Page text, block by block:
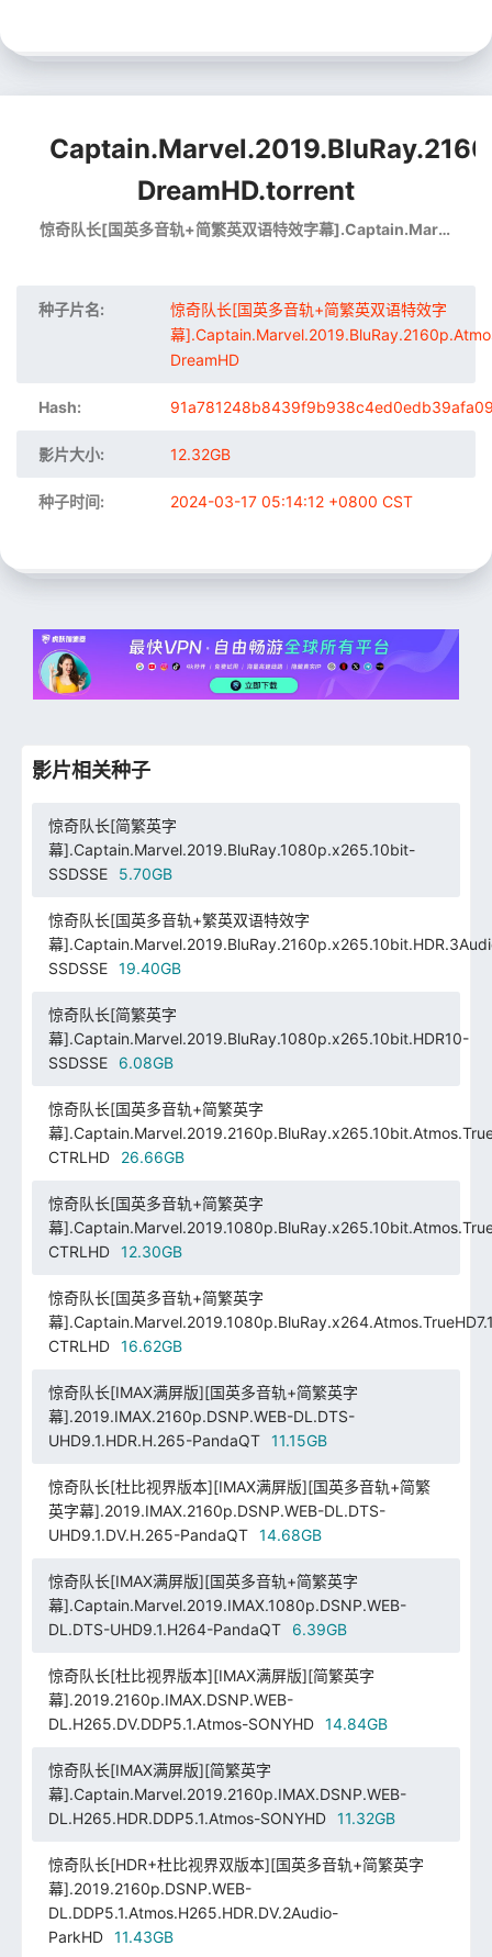
DreamHD.torrent
惊奇队长[国英多音轨+简繁英双语特效字幕].Captain.Marvel.2019.BluRay.2160p.Atmos.TrueHD7.1.x265.10bit-DreamHD
种子片名:
惊奇队长[国英多音轨+简繁英双语特效字
幕
DreamHD
Hash:
影片大小: 12.32GB
种子时间: 2024-03-17 05:14:12 +0800 CST
影片相关种子
惊奇队长[简繁英字
幕].Captain.Marvel.2019.BluRay.1080p.x265.10bit-
SSDSSE
5.70GB
惊奇队长[国英多音轨+繁英双语特效字
幕
SSDSSE
19.40GB
惊奇队长[简繁英字
幕].Captain.Marvel.2019.BluRay.1080p.x265.10bit.HDR10-
SSDSSE
6.08GB
惊奇队长[国英多音轨+简繁英字
幕
CTRLHD
26.66GB
惊奇队长[国英多音轨+简繁英字
幕
CTRLHD
12.30GB
惊奇队长[国英多音轨+简繁英字
幕
CTRLHD
16.62GB
惊奇队长[IMAX满屏版][国英多音轨+简繁英字
幕].2019.IMAX.2160p.DSNP.WEB-DL.DTS-
UHD9.1.HDR.H.265-PandaQT
11.15GB
惊奇队长[杜比视界版本][IMAX满屏版][国英多音轨+简繁
英字幕].2019.IMAX.2160p.DSNP.WEB-DL.DTS-
UHD9.1.DV.H.265-PandaQT
14.68GB
惊奇队长[IMAX满屏版][国英多音轨+简繁英字
幕].Captain.Marvel.2019.IMAX.1080p.DSNP.WEB-
DL.DTS-UHD9.1.H264-PandaQT
6.39GB
惊奇队长[杜比视界版本][IMAX满屏版][简繁英字
幕].2019.2160p.IMAX.DSNP.WEB-
DL.H265.DV.DDP5.1.Atmos-SONYHD
14.84GB
惊奇队长[IMAX满屏版][简繁英字
幕].Captain.Marvel.2019.2160p.IMAX.DSNP.WEB-
DL.H265.HDR.DDP5.1.Atmos-SONYHD
11.32GB
惊奇队长[HDR+杜比视界双版本][国英多音轨+简繁英字
幕].2019.2160p.DSNP.WEB-
DL.DDP5.1.Atmos.H265.HDR.DV.2Audio-
ParkHD
11.43GB